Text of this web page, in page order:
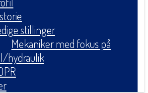
stillinger
Mekaniker med fokus på
hydraulik